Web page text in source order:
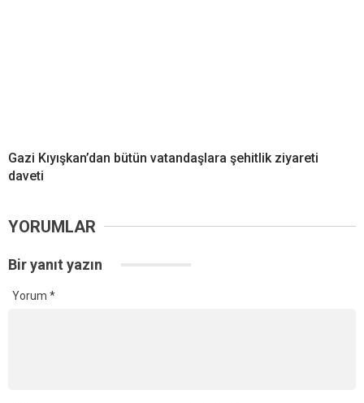
Gazi Kıyışkan’dan bütün vatandaşlara şehitlik ziyareti
daveti
YORUMLAR
Bir yanıt yazın
Yorum *